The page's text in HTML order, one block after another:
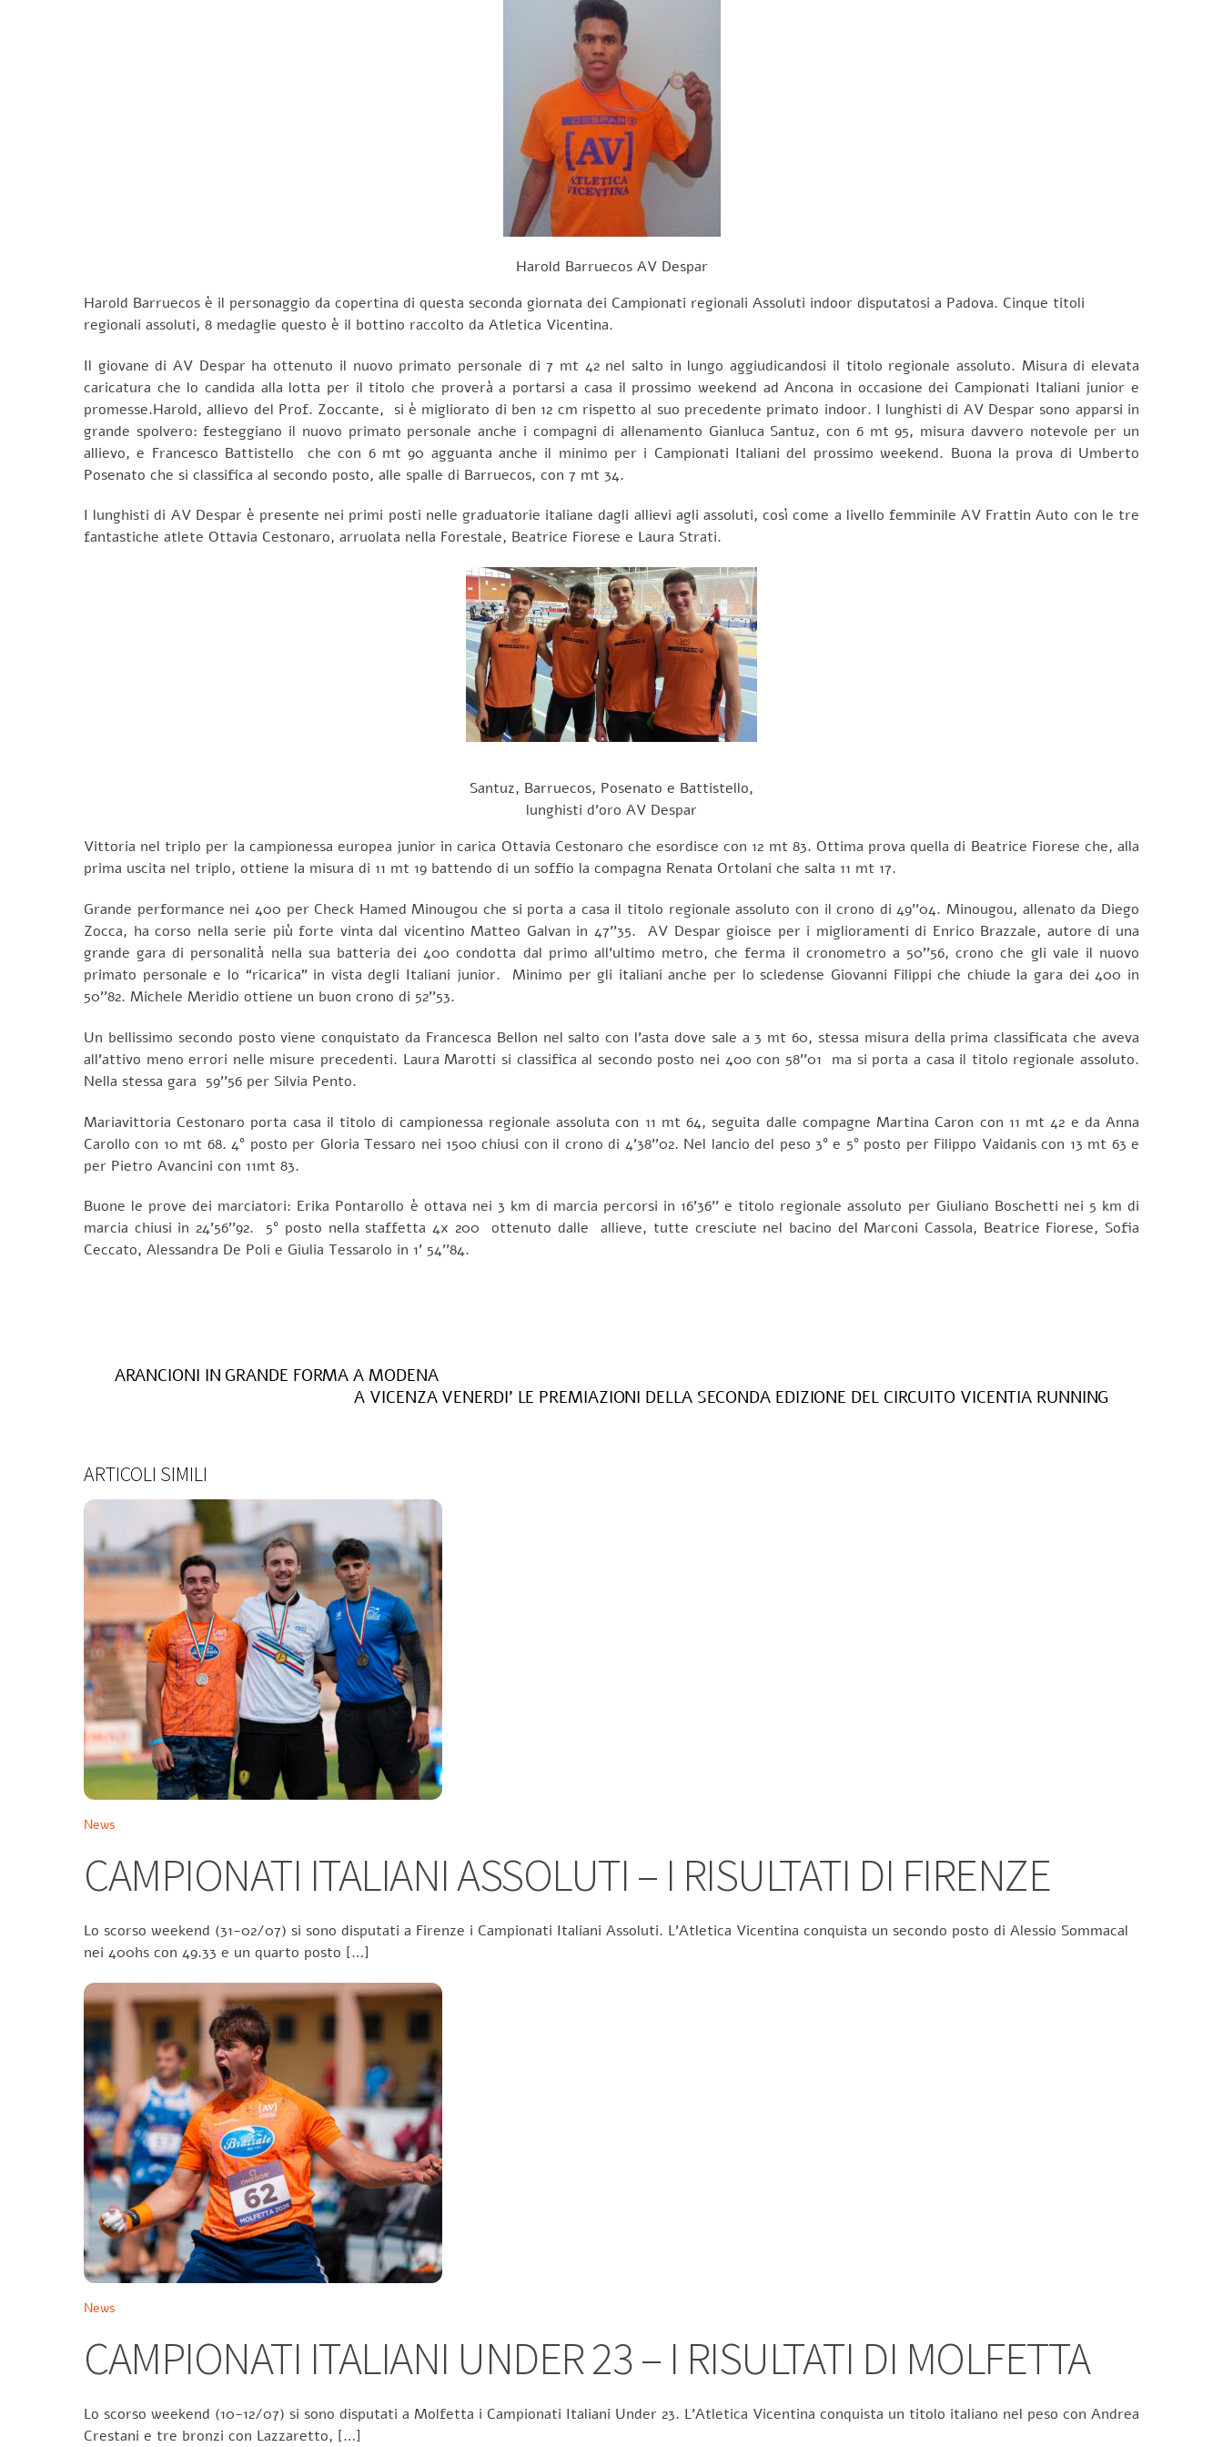
Harold Barruecos AV Despar
Harold Barruecos è il personaggio da copertina di questa seconda giornata dei Campionati regionali Assoluti indoor disputatosi a Padova. Cinque titoli
regionali assoluti, 8 medaglie questo è il bottino raccolto da Atletica Vicentina.
Il giovane di AV Despar ha ottenuto il nuovo primato personale di 7 mt 42 nel salto in lungo aggiudicandosi il titolo regionale assoluto. Misura di elevata
caricatura che lo candida alla lotta per il titolo che proverà a portarsi a casa il prossimo weekend ad Ancona in occasione dei Campionati Italiani junior e
promesse.Harold, allievo del Prof. Zoccante, si è migliorato di ben 12 cm rispetto al suo precedente primato indoor. I lunghisti di AV Despar sono apparsi in
grande spolvero: festeggiano il nuovo primato personale anche i compagni di allenamento Gianluca Santuz, con 6 mt 95, misura davvero notevole per un
allievo, e Francesco Battistello che con 6 mt 90 agguanta anche il minimo per i Campionati Italiani del prossimo weekend. Buona la prova di Umberto
Posenato che si classifica al secondo posto, alle spalle di Barruecos, con 7 mt 34.
I lunghisti di AV Despar è presente nei primi posti nelle graduatorie italiane dagli allievi agli assoluti, così come a livello femminile AV Frattin Auto con le tre
fantastiche atlete Ottavia Cestonaro, arruolata nella Forestale, Beatrice Fiorese e Laura Strati.
Santuz, Barruecos, Posenato e Battistello,
lunghisti d’oro AV Despar
Vittoria nel triplo per la campionessa europea junior in carica Ottavia Cestonaro che esordisce con 12 mt 83. Ottima prova quella di Beatrice Fiorese che, alla
prima uscita nel triplo, ottiene la misura di 11 mt 19 battendo di un soffio la compagna Renata Ortolani che salta 11 mt 17.
Grande performance nei 400 per Check Hamed Minougou che si porta a casa il titolo regionale assoluto con il crono di 49’’04. Minougou, allenato da Diego
Zocca, ha corso nella serie più forte vinta dal vicentino Matteo Galvan in 47’’35. AV Despar gioisce per i miglioramenti di Enrico Brazzale, autore di una
grande gara di personalità nella sua batteria dei 400 condotta dal primo all’ultimo metro, che ferma il cronometro a 50’’56, crono che gli vale il nuovo
primato personale e lo “ricarica” in vista degli Italiani junior. Minimo per gli italiani anche per lo scledense Giovanni Filippi che chiude la gara dei 400 in
50’’82. Michele Meridio ottiene un buon crono di 52’’53.
Un bellissimo secondo posto viene conquistato da Francesca Bellon nel salto con l’asta dove sale a 3 mt 60, stessa misura della prima classificata che aveva
all’attivo meno errori nelle misure precedenti. Laura Marotti si classifica al secondo posto nei 400 con 58’’01 ma si porta a casa il titolo regionale assoluto.
Nella stessa gara 59’’56 per Silvia Pento.
Mariavittoria Cestonaro porta casa il titolo di campionessa regionale assoluta con 11 mt 64, seguita dalle compagne Martina Caron con 11 mt 42 e da Anna
Carollo con 10 mt 68. 4° posto per Gloria Tessaro nei 1500 chiusi con il crono di 4’38’’02. Nel lancio del peso 3° e 5° posto per Filippo Vaidanis con 13 mt 63 e
per Pietro Avancini con 11mt 83.
Buone le prove dei marciatori: Erika Pontarollo è ottava nei 3 km di marcia percorsi in 16’36’’ e titolo regionale assoluto per Giuliano Boschetti nei 5 km di
marcia chiusi in 24’56’’92. 5° posto nella staffetta 4x 200 ottenuto dalle allieve, tutte cresciute nel bacino del Marconi Cassola, Beatrice Fiorese, Sofia
Ceccato, Alessandra De Poli e Giulia Tessarolo in 1’ 54’’84.
ARANCIONI IN GRANDE FORMA A MODENA
A VICENZA VENERDI’ LE PREMIAZIONI DELLA SECONDA EDIZIONE DEL CIRCUITO VICENTIA RUNNING
ARTICOLI SIMILI
News
CAMPIONATI ITALIANI ASSOLUTI – I RISULTATI DI FIRENZE
Lo scorso weekend (31-02/07) si sono disputati a Firenze i Campionati Italiani Assoluti. L’Atletica Vicentina conquista un secondo posto di Alessio Sommacal
nei 400hs con 49.33 e un quarto posto […]
News
CAMPIONATI ITALIANI UNDER 23 – I RISULTATI DI MOLFETTA
Lo scorso weekend (10-12/07) si sono disputati a Molfetta i Campionati Italiani Under 23. L’Atletica Vicentina conquista un titolo italiano nel peso con Andrea
Crestani e tre bronzi con Lazzaretto, […]